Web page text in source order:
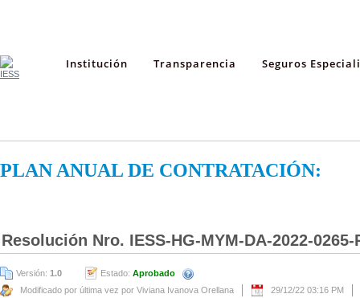
Institución Transparencia Seguros
PLAN ANUAL DE CONTRATACIÓN:
Resolución Nro. IESS-HG-MYM-DA-2022-0265-
Versión: 1.0 Estado: Aprobado
Modificado por última vez por Viviana Ivanova Orellana
29/12/22 03:16 PM